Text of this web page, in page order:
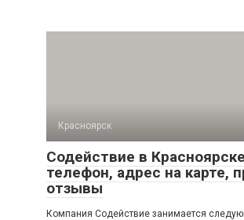
Красноярск
Содействие в
телефон, адрес на карте,
отзывы
Компания Содействие занимается